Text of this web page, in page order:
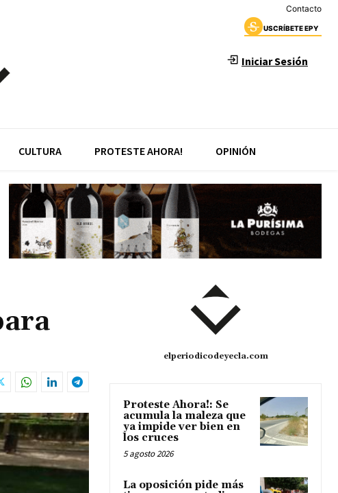
Contacto
USCRÍBETE EPY
Iniciar Sesión
CULTURA PROTESTE AHORA! OPINIÓN
elperiodicodeyecla.com
Proteste Ahora!: Se
acumula la maleza que
ya impide ver bien en
los cruces
5 agosto 2026
La oposición pide más